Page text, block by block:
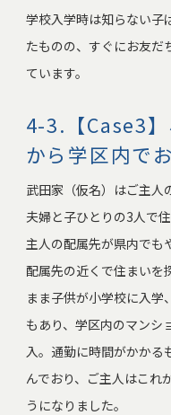
学校入学時は知らない子
たものの、すぐにお友だ
ています。
4-3.【Case3
から学区内で
武田家（仮名）はご主人
夫婦と子ひとりの3人で
主人の配属先が県内でも
配属先の近くで住まいを
まま子供が小学校に入学
もあり、学区内のマンシ
入。通勤に時間がかかる
んでおり、ご主人はこれ
うになりました。